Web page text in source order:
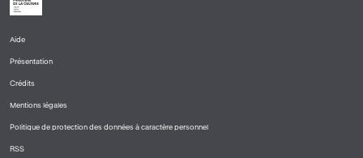
DE
PAGE
1
Aide
Présentation
Crédits
Mentions légales
Politique de protection des données à caractère personnel
RSS